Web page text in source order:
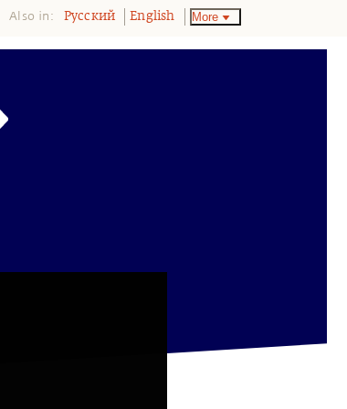
Also in: Pусский English More